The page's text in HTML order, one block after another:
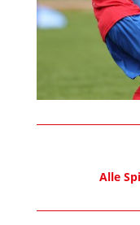
Alle